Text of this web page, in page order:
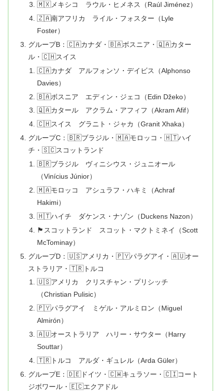
🇲🇽メキシコ ラウル・ヒメネス（Raúl Jiménez）
🇿🇦南アフリカ ライル・フォスター（Lyle
Foster）
グループB：🇨🇦カナダ・🇧🇦ボスニア・🇶🇦カター
ル・🇨🇭スイス
🇨🇦カナダ アルフォンソ・デイビス（Alphonso
Davies）
🇧🇦ボスニア エディン・ジェコ（Edin Džeko）
🇶🇦カタール アクラム・アフィフ（Akram Afif）
🇨🇭スイス グラニト・ジャカ（Granit Xhaka）
グループC：🇧🇷ブラジル・🇲🇦モロッコ・🇭🇹ハイ
チ・🇸🇨スコットランド
🇧🇷ブラジル ヴィニシウス・ジュニオール
（Vinícius Júnior）
🇲🇦モロッコ アシュラフ・ハキミ（Achraf
Hakimi）
🇭🇹ハイチ ダケンス・ナゾン（Duckens Nazon）
🏴󠁧󠁢󠁳󠁣󠁴󠁿スコットランド スコット・マクトミネイ（Scott
McTominay）
グループD：🇺🇸アメリカ・🇵🇾パラグアイ・🇦🇺オー
ストラリア・🇹🇷トルコ
🇺🇸アメリカ クリスチャン・プリシッチ
（Christian Pulisic）
🇵🇾パラグアイ ミゲル・アルミロン（Miguel
Almirón）
🇦🇺オーストラリア ハリー・サウター（Harry
Souttar）
🇹🇷トルコ アルダ・ギュレル（Arda Güler）
グループE：🇩🇪ドイツ・🇨🇼キュラソー・🇨🇮コート
ジボワール・🇪🇨エクアドル